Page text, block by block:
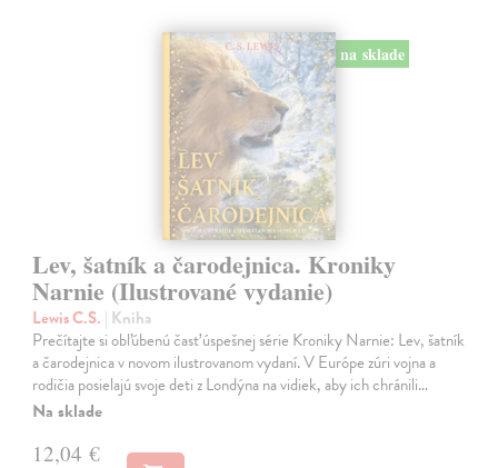
na sklade
Lev, šatník a čarodejnica. Kroniky
Narnie (Ilustrované vydanie)
Lewis C.S. | Kniha
Prečítajte si obľúbenú časť úspešnej série Kroniky Narnie: Lev, šatník
a čarodejnica v novom ilustrovanom vydaní. V Európe zúri vojna a
rodičia posielajú svoje deti z Londýna na vidiek, aby ich chránili…
Na sklade
12,04 €